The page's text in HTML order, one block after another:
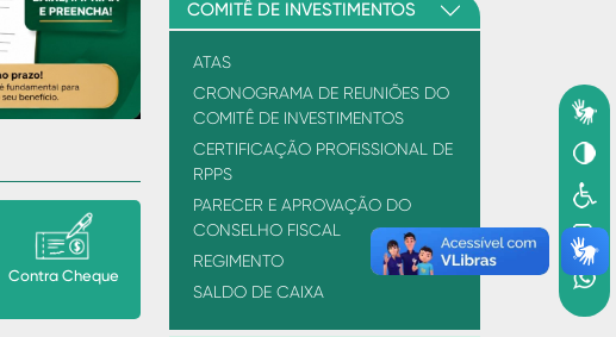
Contra Cheque
COMITÊ DE INVESTIMENTOS
ATAS
CRONOGRAMA DE REUNIÕES DO
COMITÊ DE INVESTIMENTOS
CERTIFICAÇÃO PROFISSIONAL DE
RPPS
PARECER E APROVAÇÃO DO
CONSELHO FISCAL
REGIMENTO
SALDO DE CAIXA